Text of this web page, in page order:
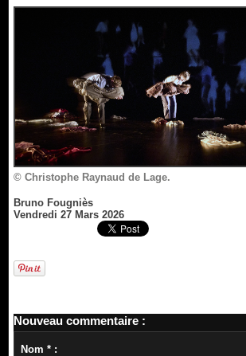
© Christophe Raynaud de Lage.
Bruno Fougniès
Vendredi 27 Mars 2026
Nouveau commentaire :
Nom * :